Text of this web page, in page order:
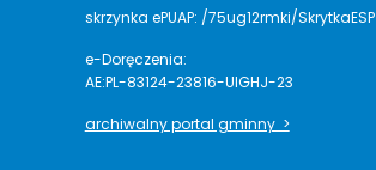
skrzynka ePUAP: /75ug12rmki/SkrytkaESP
e-Doręczenia:
AE:PL-83124-23816-UIGHJ-23
archiwalny portal gminny >